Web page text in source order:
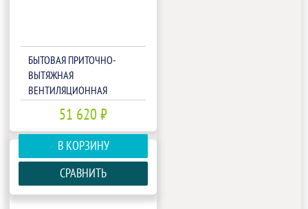
БЫТОВАЯ ПРИТОЧНО-
ВЫТЯЖНАЯ
ВЕНТИЛЯЦИОННАЯ
УСТАНОВКА FUNAI ERW-
51 620 ₽
В КОРЗИНУ
СРАВНИТЬ